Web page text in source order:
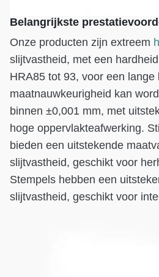
Belangrijkste
Onze producten zijn extreem
slijtvastheid, met een
HRA85 tot 93, voor een lange
maatnauwkeurigheid kan
binnen ±0,001 mm, met
hoge oppervlakteafwerking.
bieden een uitstekende
slijtvastheid, geschikt voor
Stempels hebben een
slijtvastheid, geschikt voor